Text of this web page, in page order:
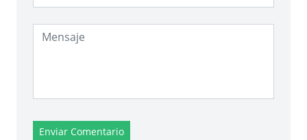
Enviar Comentario